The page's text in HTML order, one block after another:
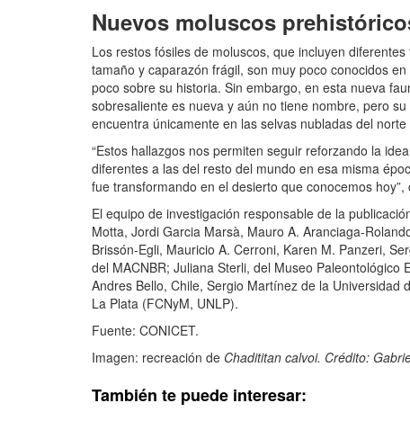
Nuevos moluscos
Los restos fósiles de moluscos, que incluyen
tamaño y caparazón frágil, son muy poco conocidos
poco sobre su historia. Sin embargo, en esta nueva
sobresaliente es nueva y aún no tiene nombre, pero
encuentra únicamente en las selvas nubladas del
“Estos hallazgos nos permiten seguir reforzando la
diferentes a las del resto del mundo en esa misma
fue transformando en el desierto que conocemos hoy”,
El equipo de investigación responsable de la
Motta, Jordi Garcia Marsà, Mauro A. Aranciaga-
Brissón-Egli, Mauricio A. Cerroni, Karen M. Panzeri,
del MACNBR; Juliana Sterli, del Museo
Andres Bello, Chile, Sergio Martínez de la
La Plata (FCNyM, UNLP).
Fuente: CONICET.
Imagen: recreación de Chadititan calvoi. Crédito:
También te puede interesar: